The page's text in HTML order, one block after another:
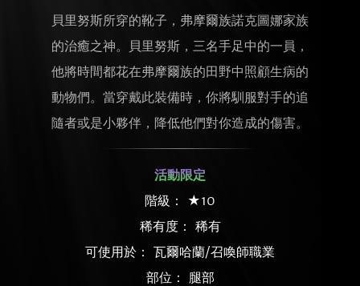
貝里努斯所穿的靴子，弗摩爾族諾克圖娜家族
的治癒之神。貝里努斯，三名手足中的一員，
他將時間都花在弗摩爾族的田野中照顧生病的
動物們。當穿戴此裝備時，你將馴服對手的追
隨者或是小夥伴，降低他們對你造成的傷害。
活動限定
階級： ★10
稀有度： 稀有
可使用於： 瓦爾哈蘭/召喚師職業
部位： 腿部